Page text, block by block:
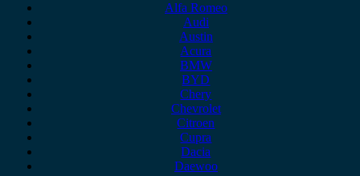
Alfa Romeo
Audi
Austin
Acura
BMW
BYD
Chery
Chevrolet
Citroen
Cupra
Dacia
Daewoo